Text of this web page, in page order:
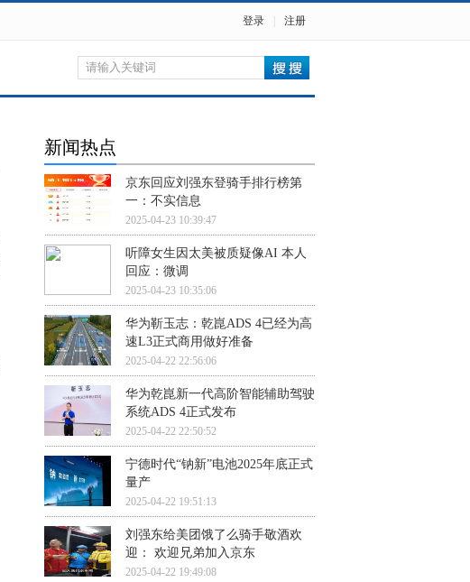
登录 注册
新闻热点
京东回应刘强东登骑手排行榜第
一：不实信息
2025-04-23 10:39:47
听障女生因太美被质疑像AI 本人
回应：微调
2025-04-23 10:35:06
华为靳玉志：乾崑ADS 4已经为高
速L3正式商用做好准备
2025-04-22 22:56:06
华为乾崑新一代高阶智能辅助驾驶
系统ADS 4正式发布
2025-04-22 22:50:52
宁德时代“钠新”电池2025年底正式
量产
2025-04-22 19:51:13
刘强东给美团饿了么骑手敬酒欢
迎： 欢迎兄弟加入京东
2025-04-22 19:49:08